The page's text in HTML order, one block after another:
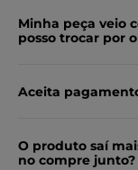
Minha peça veio
posso trocar por
Aceita
O produto saí
no compre junto?